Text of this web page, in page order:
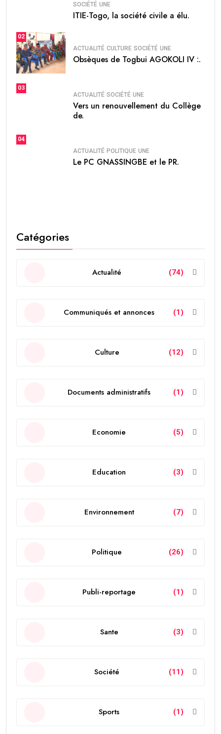
SOCIÉTÉ UNE
ITIE-Togo, la société civile a élu.
02
ACTUALITÉ CULTURE SOCIÉTÉ UNE
Obsèques de Togbui AGOKOLI IV :.
03
ACTUALITÉ SOCIÉTÉ UNE
Vers un renouvellement du Collège
de.
04
ACTUALITÉ POLITIQUE UNE
Le PC GNASSINGBE et le PR.
Catégories
Actualité (74)
Communiqués et annonces (1)
Culture (12)
Documents administratifs (1)
Economie (5)
Education (3)
Environnement (7)
Politique (26)
Publi-reportage (1)
Sante (3)
Société (11)
Sports (1)